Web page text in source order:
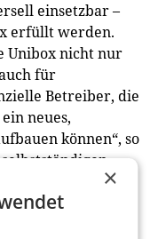
einsetzbar –
erfüllt werden.
Unibox nicht nur
für
Betreiber, die
neues,
können“, so
es einfach
sichern.
×